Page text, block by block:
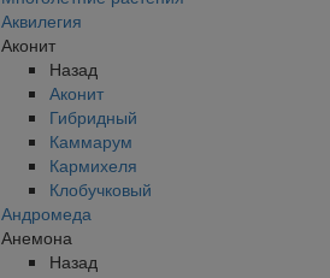
Аквилегия
Аконит
Назад
Аконит
Гибридный
Каммарум
Кармихеля
Клобучковый
Андромеда
Анемона
Назад